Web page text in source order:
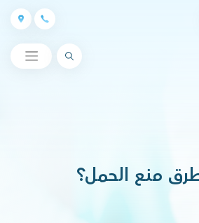
البحث
منع الحمل؟